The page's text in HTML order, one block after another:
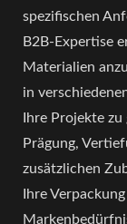
spezifischen
B2B-Expertise
Materialien
in
Ihre Projekte
Prägung,
zusätzlichen
Ihre